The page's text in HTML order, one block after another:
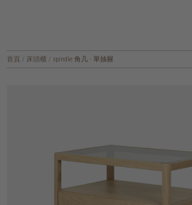
首頁 / 床頭櫃 / spindle 角几 - 單抽屜